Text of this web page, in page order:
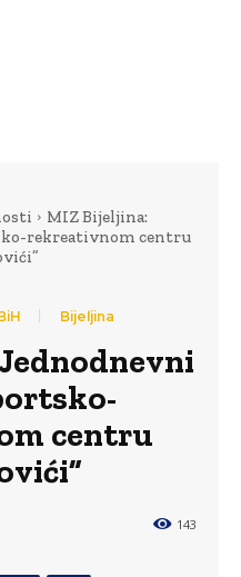
MIZ Bijeljina:
rekreativnom centru
Bijeljina
centru
143